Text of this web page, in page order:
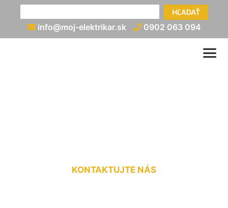
HĽADAŤ
info@moj-elektrikar.sk 0902 063 094
KONTAKTUJTE NÁS